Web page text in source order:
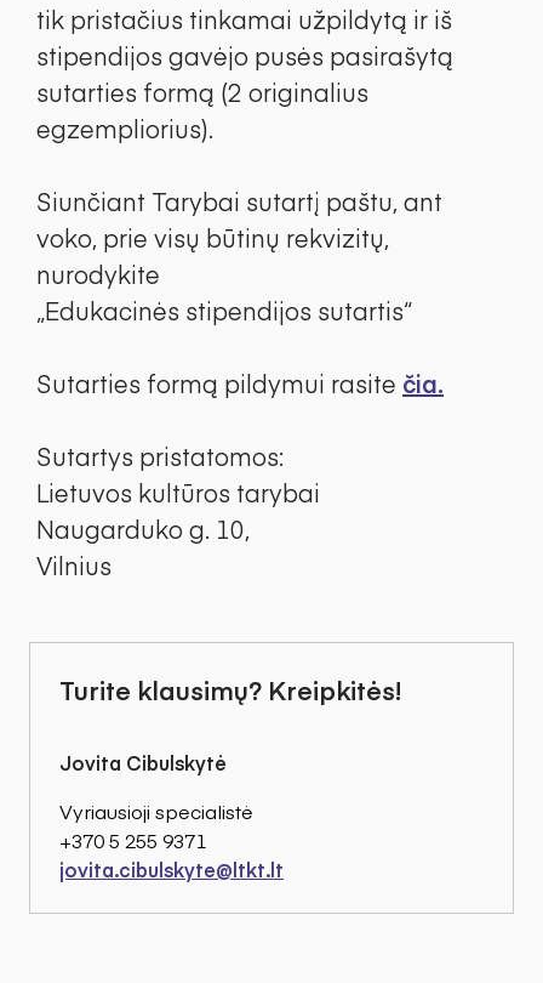
tik pristačius tinkamai užpildytą ir iš
stipendijos gavėjo pusės pasirašytą
sutarties formą (2 originalius
egzempliorius).
Siunčiant Tarybai sutartį paštu, ant
voko, prie visų būtinų rekvizitų,
nurodykite
„Edukacinės stipendijos sutartis“
Sutarties formą pildymui rasite čia.
Sutartys pristatomos:
Lietuvos kultūros tarybai
Naugarduko g. 10,
Vilnius
Turite klausimų? Kreipkitės!
Jovita Cibulskytė
Vyriausioji specialistė
+370 5 255 9371
jovita.cibulskyte@ltkt.lt